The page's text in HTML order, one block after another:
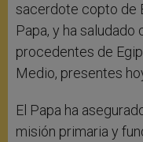
sacerdote copto de
Papa, y ha
procedentes de
Medio, presentes
El Papa ha
misión primaria y